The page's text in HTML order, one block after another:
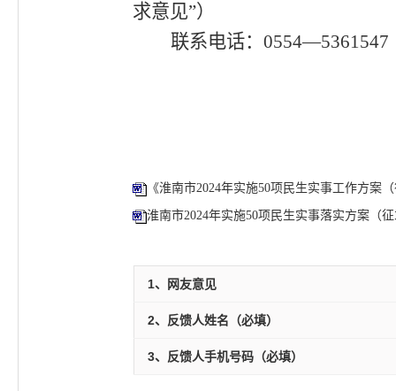
求意见”）
联系电话： 0554—5361547
《淮南市2024年实施50项民生实事工作方案
淮南市2024年实施50项民生实事落实方案（
1、网友意见
2、反馈人姓名（必填）
3、反馈人手机号码（必填）